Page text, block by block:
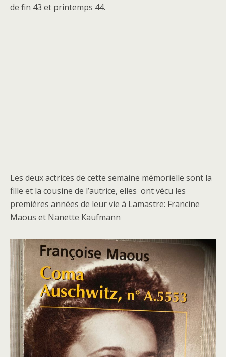
de fin 43 et printemps 44.
Les deux actrices de cette semaine mémorielle sont la
fille et la cousine de l’autrice, elles ont vécu les
premières années de leur vie à Lamastre: Francine
Maous et Nanette Kaufmann